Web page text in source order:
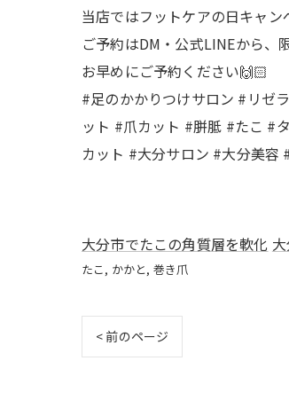
当店ではフットケアの日キャ
ご予約はDM・公式LINEから、
お早めにご予約ください🙌🏻
#足のかかりつけサロン #リゼ
ット #爪カット #胼胝 #たこ #
カット #大分サロン #大分美
大分市でたこの角質層を軟化
たこ かかと 巻き爪
< 前のページ